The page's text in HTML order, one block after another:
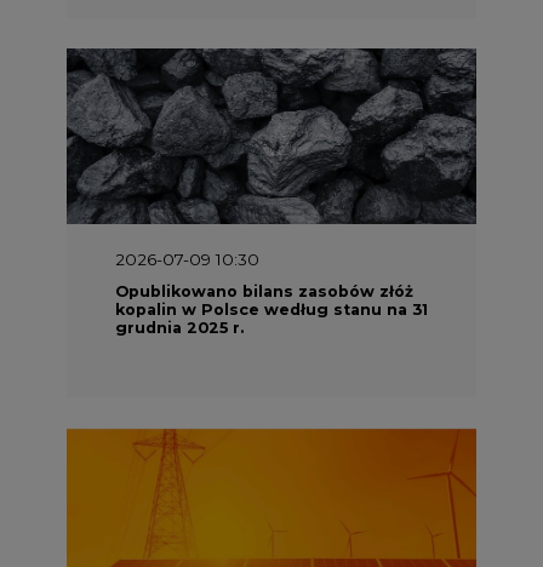
2026-07-09 10:30
Opublikowano bilans zasobów złóż
kopalin w Polsce według stanu na 31
grudnia 2025 r.